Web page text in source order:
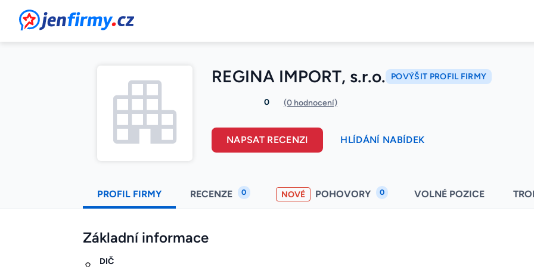
JenFirmy.cz
REGINA IMPORT, s.r.o. POVÝŠIT PROFIL FIRMY
0 (0 hodnocení)
NAPSAT RECENZI HLÍDÁNÍ NABÍDEK
PROFIL FIRMY RECENZE 0 NOVÉ POHOVORY 0 VOLNÉ POZICE
Základní informace
DIČ